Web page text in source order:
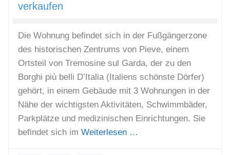
verkaufen
Die Wohnung befindet sich in der Fußgängerzone
des historischen Zentrums von Pieve, einem
Ortsteil von Tremosine sul Garda, der zu den
Borghi più belli D’Italia (Italiens schönste Dörfer)
gehört, in einem Gebäude mit 3 Wohnungen in der
Nähe der wichtigsten Aktivitäten, Schwimmbäder,
Parkplätze und medizinischen Einrichtungen. Sie
befindet sich im Weiterlesen …